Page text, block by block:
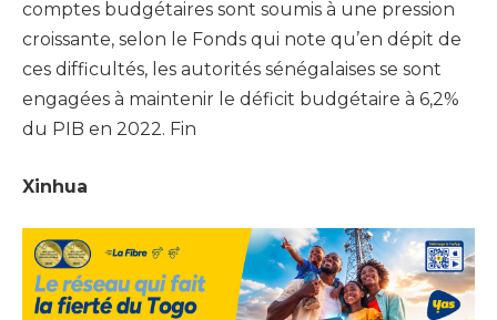
comptes budgétaires sont soumis à une pression
croissante, selon le Fonds qui note qu’en dépit de
ces difficultés, les autorités sénégalaises se sont
engagées à maintenir le déficit budgétaire à 6,2%
du PIB en 2022. Fin
Xinhua